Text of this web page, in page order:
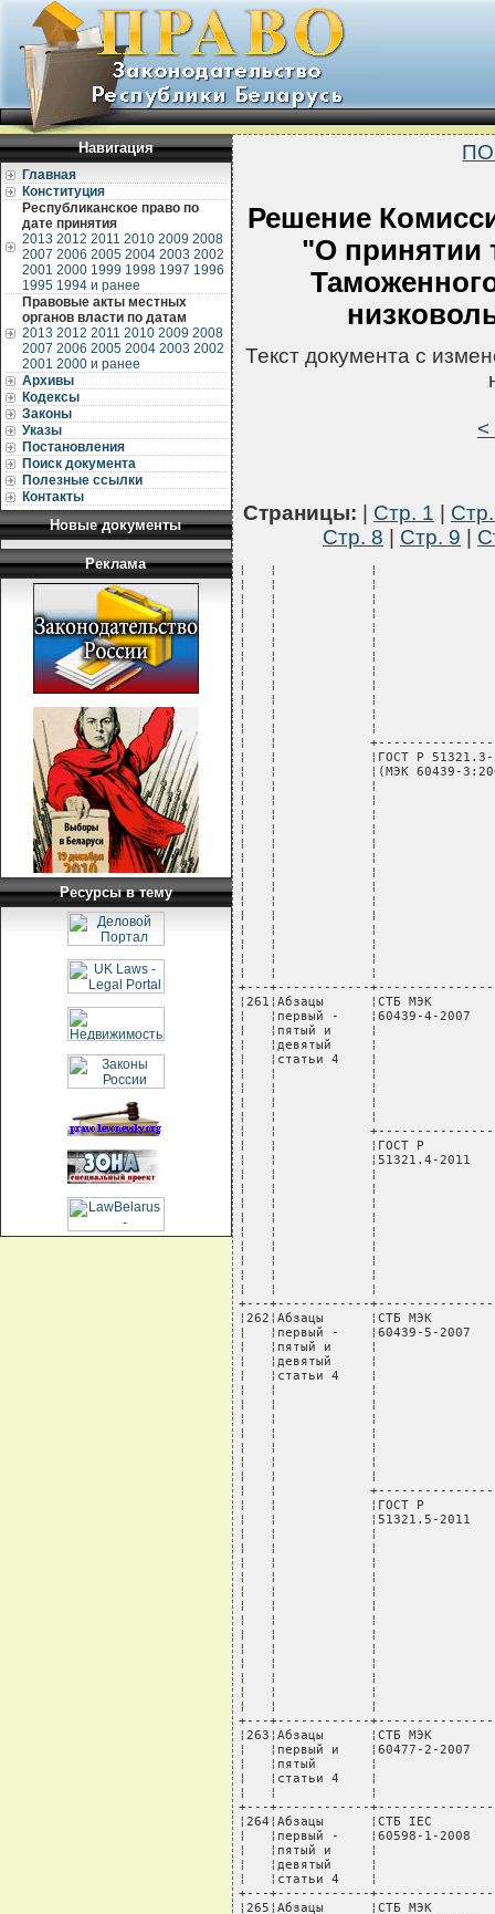
Навигация
Главная
Конституция
Республиканское право по
дате принятия
2013 2012 2011 2010 2009 2008
2007 2006 2005 2004 2003 2002
2001 2000 1999 1998 1997 1996
1995 1994 и ранее
Правовые акты местных
органов власти по датам
2013 2012 2011 2010 2009 2008
2007 2006 2005 2004 2003 2002
2001 2000 и ранее
Архивы
Кодексы
Законы
Указы
Постановления
Поиск документа
Полезные ссылки
Контакты
Новые документы
Реклама
Ресурсы в тему
Решение
"О принятии
Текст документа с
<
Страницы: Стр. 1
Стр. 8
Стр. 9
¦   ¦            ¦                       ¦низковольтным         ¦                     ¦
¦   ¦            ¦                       ¦переключающим и       ¦                     ¦
¦   ¦            ¦                       ¦регулировочным        ¦                     ¦
¦   ¦            ¦                       ¦устройствам,          ¦                     ¦
¦   ¦            ¦                       ¦предназначенным для   ¦                     ¦
¦   ¦            ¦                       ¦установки в местах,   ¦                     ¦
¦   ¦            ¦                       ¦доступных для         ¦                     ¦
¦   ¦            ¦                       ¦пользования           ¦                     ¦
¦   ¦            ¦                       ¦неквалифицированным   ¦                     ¦
¦   ¦            ¦                       ¦персоналом.           ¦                     ¦
¦   ¦            ¦                       ¦Распределительные     ¦                     ¦
¦   ¦            ¦                       ¦щиты                  ¦                     ¦
¦   ¦            +-----------------------+----------------------+---------------------+
¦   ¦            ¦ГОСТ Р 51321.3-2009    ¦Устройства            ¦                     ¦
¦   ¦            ¦(МЭК 60439-3:2001)     ¦комплектные           ¦                     ¦
¦   ¦            ¦                       ¦низковольтные         ¦                     ¦
¦   ¦            ¦                       ¦распределения и       ¦                     ¦
¦   ¦            ¦                       ¦управления. Часть 3.  ¦                     ¦
¦   ¦            ¦                       ¦Дополнительные        ¦                     ¦
¦   ¦            ¦                       ¦требования к          ¦                     ¦
¦   ¦            ¦                       ¦устройствам           ¦                     ¦
¦   ¦            ¦                       ¦распределения и       ¦                     ¦
¦   ¦            ¦                       ¦управления,           ¦                     ¦
¦   ¦            ¦                       ¦предназначенным для   ¦                     ¦
¦   ¦            ¦                       ¦эксплуатации в        ¦                     ¦
¦   ¦            ¦                       ¦местах, доступных     ¦                     ¦
¦   ¦            ¦                       ¦неквалифицированному  ¦                     ¦
¦   ¦            ¦                       ¦персоналу, и методы   ¦                     ¦
¦   ¦            ¦                       ¦испытаний             ¦                     ¦
+---+------------+-----------------------+----------------------+---------------------+
¦261¦Абзацы      ¦СТБ МЭК                ¦Низковольтные         ¦на основе IEC        ¦
¦   ¦первый -    ¦60439-4-2007           ¦комплектные           ¦60439-4:2004         ¦
¦   ¦пятый и     ¦                       ¦устройства            ¦                     ¦
¦   ¦девятый     ¦                       ¦распределения и       ¦                     ¦
¦   ¦статьи 4    ¦                       ¦управления. Часть 4.  ¦                     ¦
¦   ¦            ¦                       ¦Дополнительные        ¦                     ¦
¦   ¦            ¦                       ¦требования к          ¦                     ¦
¦   ¦            ¦                       ¦устройствам для       ¦                     ¦
¦   ¦            ¦                       ¦строительных площадок ¦                     ¦
¦   ¦            +-----------------------+----------------------+---------------------+
¦   ¦            ¦ГОСТ Р                 ¦Устройства            ¦на основе IEC        ¦
¦   ¦            ¦51321.4-2011           ¦комплектные           ¦60439-4:2004         ¦
¦   ¦            ¦                       ¦низковольтные         ¦